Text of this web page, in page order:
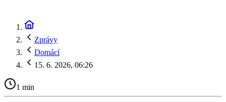
Zprávy
Domácí
15. 6. 2026, 06:26
1 min